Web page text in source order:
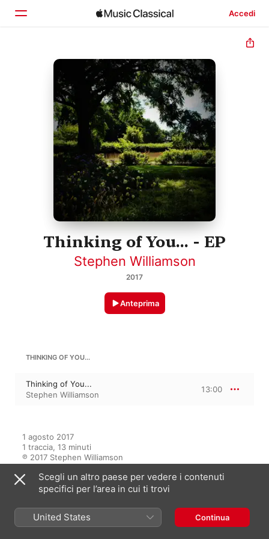
Accedi
Home
Scopri
Cerca
Thinking of You... - EP
Stephen Williamson
2017
Anteprima
THINKING OF YOU...
Thinking of You...
Stephen Williamson
13:00
1 agosto 2017
1 traccia, 13 minuti
℗ 2017 Stephen Williamson
Scegli un altro paese per vedere i contenuti
specifici per l’area in cui ti trovi
United States Continua